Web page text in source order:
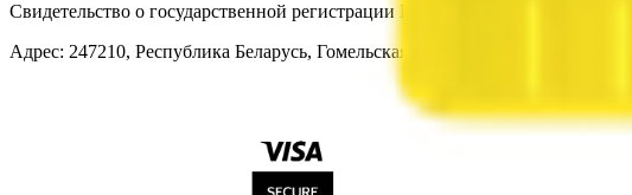
Свидетельство о государственной регистрации № 490314725 от
Адрес: 247210, Республика Беларусь, Гомельская обл., г. Жлобин, ул.